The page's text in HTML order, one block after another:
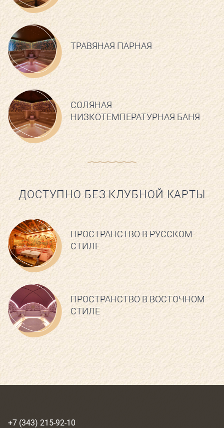
ТРАВЯНАЯ ПАРНАЯ
СОЛЯНАЯ
НИЗКОТЕМПЕРАТУРНАЯ БАНЯ
ДОСТУПНО БЕЗ КЛУБНОЙ КАРТЫ
ПРОСТРАНСТВО В РУССКОМ
СТИЛЕ
ПРОСТРАНСТВО В ВОСТОЧНОМ
СТИЛЕ
+7 (343) 215-92-10